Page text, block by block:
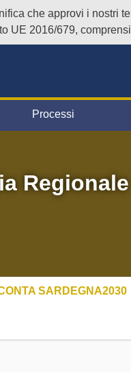
che approvi i nostri
UE 2016/679,
Processi
SARDEGNA2030